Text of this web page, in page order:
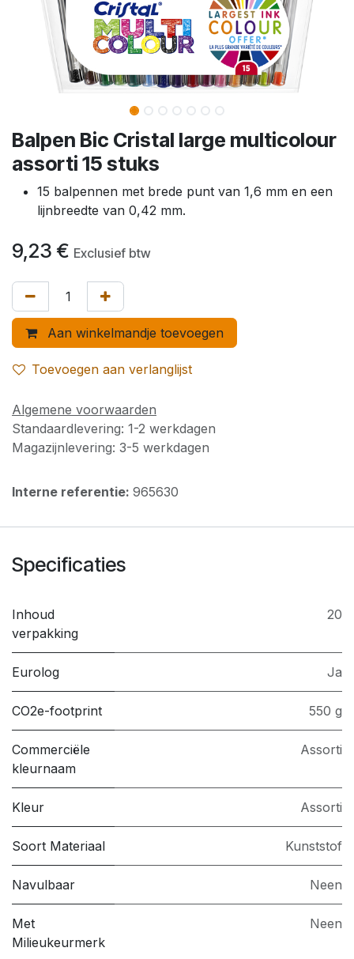
Balpen Bic Cristal large multicolour
assorti 15 stuks
15 balpennen met brede punt van 1,6 mm en een
lijnbreedte van 0,42 mm.
9,23 € Exclusief btw
Aan winkelmandje toevoegen
Toevoegen aan verlanglijst
Algemene voorwaarden
Standaardlevering: 1-2 werkdagen
Magazijnlevering: 3-5 werkdagen
Interne referentie: 965630
Specificaties
Inhoud
verpakking
20
Eurolog Ja
CO2e-footprint 550 g
Commerciële
kleurnaam
Assorti
Kleur Assorti
Soort Materiaal Kunststof
Navulbaar Neen
Met
Milieukeurmerk
Neen